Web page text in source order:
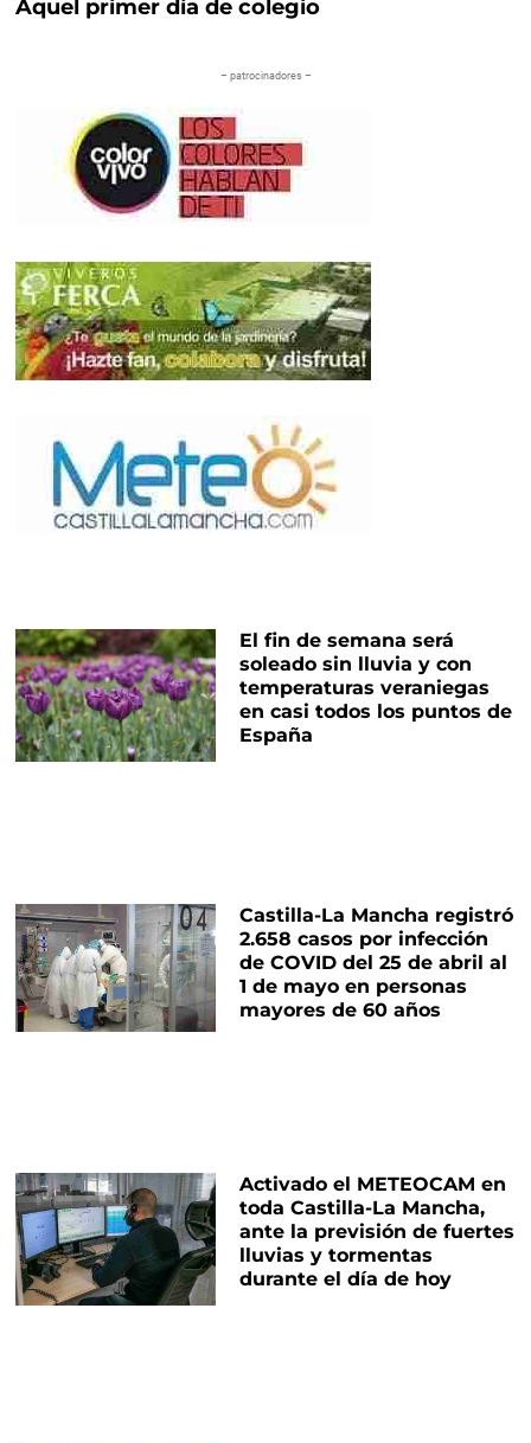
Aquel primer día de colegio
– patrocinadores –
El fin de semana será
soleado sin lluvia y con
temperaturas veraniegas
en casi todos los puntos de
España
Castilla-La Mancha registró
2.658 casos por infección
de COVID del 25 de abril al
1 de mayo en personas
mayores de 60 años
Activado el METEOCAM en
toda Castilla-La Mancha,
ante la previsión de fuertes
lluvias y tormentas
durante el día de hoy